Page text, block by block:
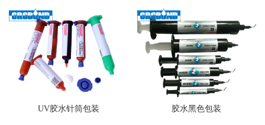
UV胶水针筒包装 胶水黑色包装